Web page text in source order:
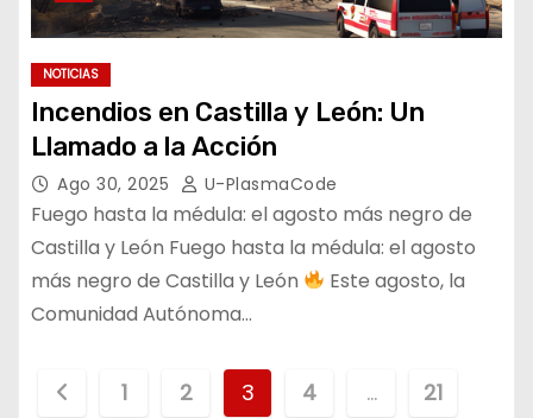
NOTICIAS
Incendios en Castilla y León: Un
Llamado a la Acción
Ago 30, 2025 U-PlasmaCode
Fuego hasta la médula: el agosto más negro de
Castilla y León Fuego hasta la médula: el agosto
más negro de Castilla y León
Este agosto, la
Comunidad Autónoma…
1 2 3 4 … 21